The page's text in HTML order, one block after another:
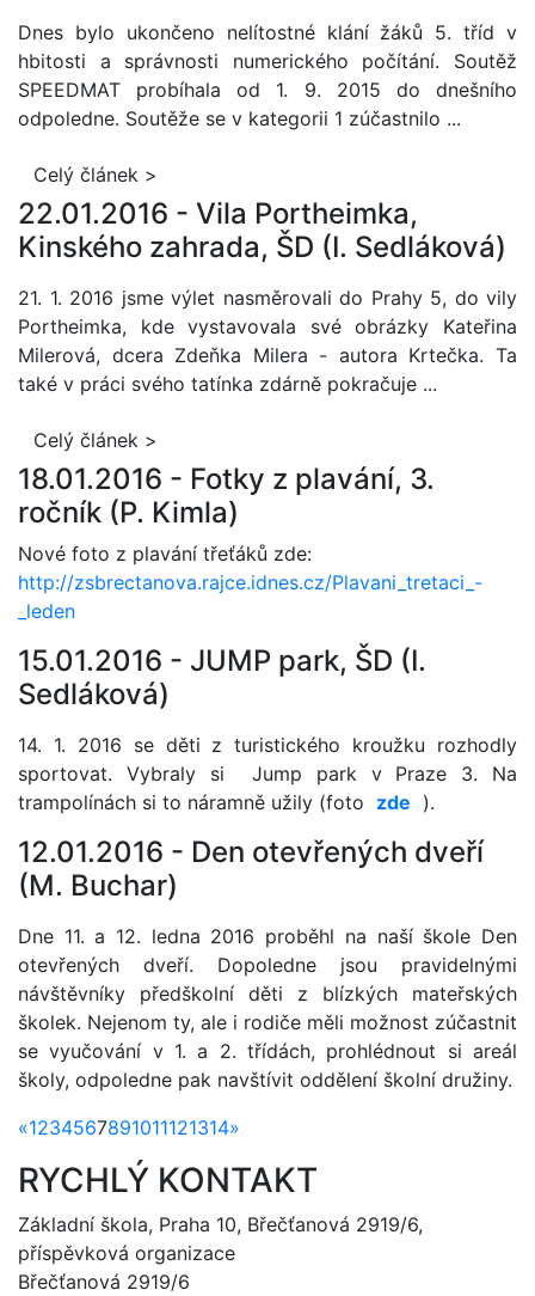
Dnes bylo ukončeno nelítostné klání žáků 5. tříd v
hbitosti a správnosti numerického počítání. Soutěž
SPEEDMAT probíhala od 1. 9. 2015 do dnešního
odpoledne. Soutěže se v kategorii 1 zúčastnilo ...
Celý článek >
22.01.2016 - Vila Portheimka,
Kinského zahrada, ŠD (I. Sedláková)
21. 1. 2016 jsme výlet nasměrovali do Prahy 5, do vily
Portheimka, kde vystavovala své obrázky Kateřina
Milerová, dcera Zdeňka Milera - autora Krtečka. Ta
také v práci svého tatínka zdárně pokračuje ...
Celý článek >
18.01.2016 - Fotky z plavání, 3.
ročník (P. Kimla)
Nové foto z plavání třeťáků zde:
http://zsbrectanova.rajce.idnes.cz/Plavani_tretaci_-
_leden
15.01.2016 - JUMP park, ŠD (I.
Sedláková)
14. 1. 2016 se děti z turistického kroužku rozhodly
sportovat. Vybraly si Jump park v Praze 3. Na
trampolínách si to náramně užily (foto zde ).
12.01.2016 - Den otevřených dveří
(M. Buchar)
Dne 11. a 12. ledna 2016 proběhl na naší škole Den
otevřených dveří. Dopoledne jsou pravidelnými
návštěvníky předškolní děti z blízkých mateřských
školek. Nejenom ty, ale i rodiče měli možnost zúčastnit
se vyučování v 1. a 2. třídách, prohlédnout si areál
školy, odpoledne pak navštívit oddělení školní družiny.
«1234567891011121314»
RYCHLÝ KONTAKT
Základní škola, Praha 10, Břečťanová 2919/6,
příspěvková organizace
Břečťanová 2919/6